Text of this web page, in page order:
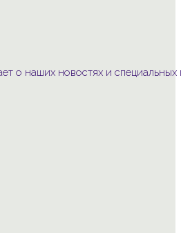
о наших новостях и